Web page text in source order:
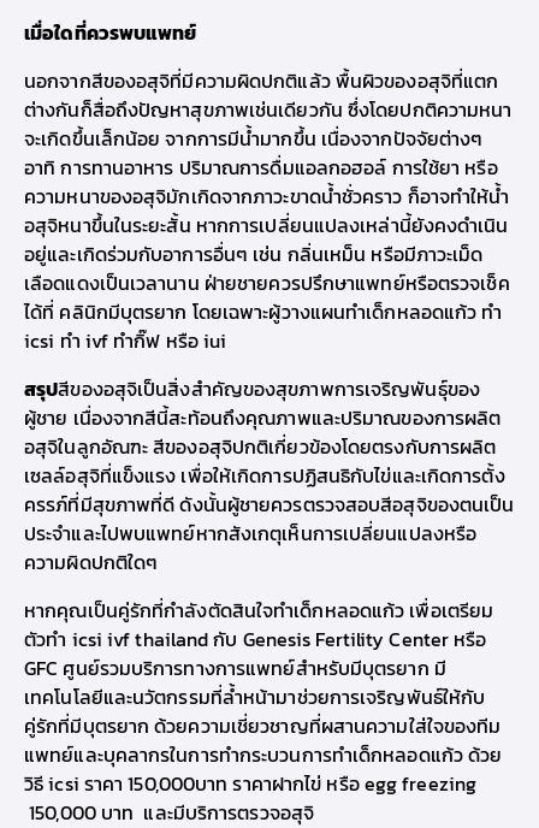
เมื่อใดที่ควรพบแพทย์
นอกจากสีของอสุจิที่มีความผิดปกติแล้ว พื้นผิวของอสุจิที่แตก
ต่างกันก็สื่อถึงปัญหาสุขภาพเช่นเดียวกัน ซึ่งโดยปกติความหนา
จะเกิดขึ้นเล็กน้อย จากการมีน้ำมากขึ้น เนื่องจากปัจจัยต่างๆ
อาทิ การทานอาหาร ปริมาณการดื่มแอลกอฮอล์ การใช้ยา หรือ
ความหนาของอสุจิมักเกิดจากภาวะขาดน้ำชั่วคราว ก็อาจทำให้น้ำ
อสุจิหนาขึ้นในระยะสั้น หากการเปลี่ยนแปลงเหล่านี้ยังคงดำเนิน
อยู่และเกิดร่วมกับอาการอื่นๆ เช่น กลิ่นเหม็น หรือมีภาวะเม็ด
เลือดแดงเป็นเวลานาน ฝ่ายชายควรปรึกษาแพทย์หรือตรวจเช็ค
ได้ที่ คลินิกมีบุตรยาก โดยเฉพาะผู้วางแผนทำเด็กหลอดแก้ว ทำ
icsi ทำ ivf ทำกิ๊ฟ หรือiui
สรุปสีของอสุจิเป็นสิ่งสำคัญของสุขภาพการเจริญพันธุ์ของ
ผู้ชาย เนื่องจากสีนี้สะท้อนถึงคุณภาพและปริมาณของการผลิต
อสุจิในลูกอัณฑะ สีของอสุจิปกติเกี่ยวข้องโดยตรงกับการผลิต
เซลล์อสุจิที่แข็งแรง เพื่อให้เกิดการปฏิสนธิกับไข่และเกิดการตั้ง
ครรภ์ที่มีสุขภาพที่ดี ดังนั้นผู้ชายควรตรวจสอบสีอสุจิของตนเป็น
ประจำและไปพบแพทย์หากสังเกตุเห็นการเปลี่ยนแปลงหรือ
ความผิดปกติใดๆ
หากคุณเป็นคู่รักที่กำลังตัดสินใจทำเด็กหลอดแก้ว เพื่อเตรียม
ตัวทํา icsi ivf thailandกับ Genesis Fertility Center หรือ
GFC ศูนย์รวมบริการทางการแพทย์สำหรับมีบุตรยาก มี
เทคโนโลยีและนวัตกรรมที่ล้ำหน้ามาช่วยการเจริญพันธ์ให้กับ
คู่รักที่มีบุตรยาก ด้วยความเชี่ยวชาญที่ผสานความใส่ใจของทีม
แพทย์และบุคลากรในการทำกระบวนการทำเด็กหลอดแก้ว ด้วย
วิธีicsi ราคา150,000บาทราคาฝากไข่ หรือegg freezing
150,000 บาท และมีบริการตรวจอสุจิ